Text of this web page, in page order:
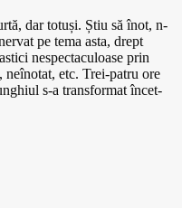
dar totuși. Știu să înot, n-
pe tema asta, drept
nespectaculoase prin
neînotat, etc. Trei-patru ore
s-a transformat încet-